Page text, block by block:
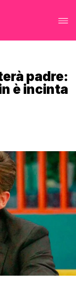
padre:
è incinta